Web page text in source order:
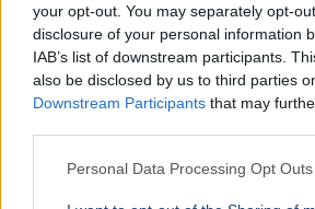
your opt-out. You may separately opt-
disclosure of your personal information
IAB’s list of downstream participants.
also be disclosed by us to third parties
Downstream Participants that may
Personal Data Processing Opt Outs
Kifizető Ügynökségének rendszerét,